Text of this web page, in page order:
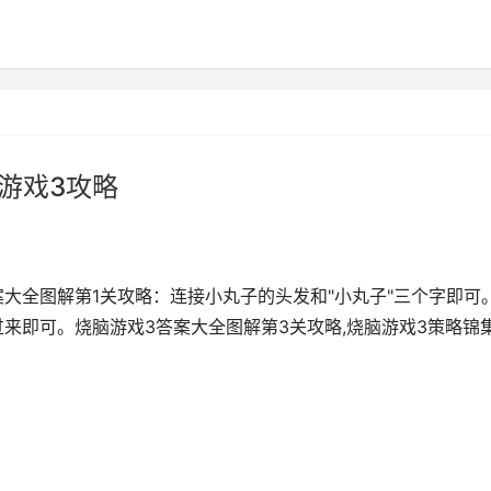
戏3攻略
全图解第1关攻略：连接小丸子的头发和"小丸子"三个字即可
即可。烧脑游戏3答案大全图解第3关攻略,烧脑游戏3策略锦